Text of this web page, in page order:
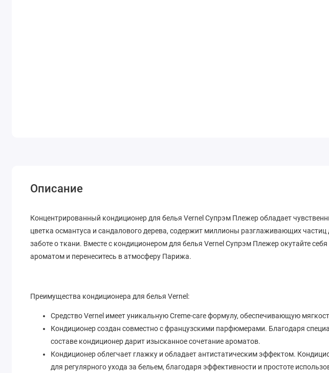
Описание
Концентрированный кондиционер для белья Vernel Супрэм Плежер обладает
цветка османтуса и сандалового дерева, содержит миллионы разглаживающих
заботе о ткани. Вместе с кондиционером для белья Vernel Супрэм Плежер окутайте
ароматом и перенеситесь в атмосферу Парижа.
Преимущества кондиционера для белья Vernel:
Средство Vernel имеет уникальную Creme-care формулу, обеспечивающую
Кондиционер создан совместно с французскими парфюмерами. Благодаря
составе кондиционер дарит изысканное сочетание ароматов.
Кондиционер облегчает глажку и обладает антистатическим эффектом.
для регулярного ухода за бельем, благодаря эффективности и простоте